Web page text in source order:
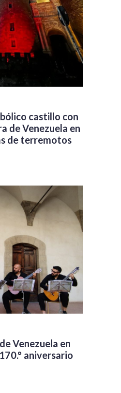
castillo con
de Venezuela en
de terremotos
Venezuela en
aniversario